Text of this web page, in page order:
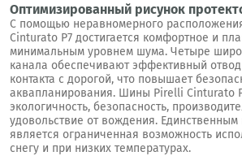
Оптимизированный рисунок
С помощью неравномерного
Cinturato P7 достигается комфортное и
минимальным уровнем шума. Четыре
канала обеспечивают эффективный
контакта с дорогой, что повышает
аквапланирования. Шины Pirelli Cinturato
экологичность, безопасность,
удовольствие от вождения. Единственным
является ограниченная возможность
снегу и при низких температурах.